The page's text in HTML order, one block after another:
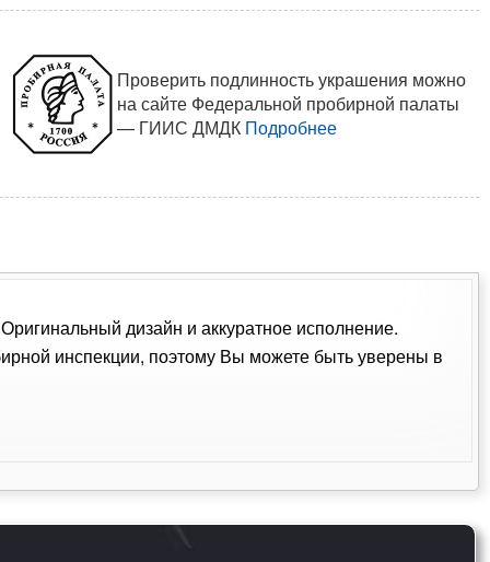
Проверить подлинность украшения можно
на сайте Федеральной пробирной палаты
— ГИИС ДМДК Подробнее
дизайн и аккуратное исполнение.
инспекции, поэтому Вы можете быть уверены в